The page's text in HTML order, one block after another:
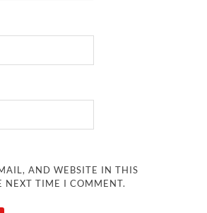
AND WEBSITE IN THIS
NEXT TIME I COMMENT.